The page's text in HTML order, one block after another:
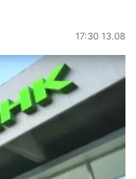
17:30 13.08